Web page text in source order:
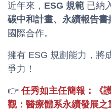
近年來， ESG 規範 已納
碳中和計畫、永續報告書
國際合作。
擁有 ESG 規劃能力，將
爭力！
👉任秀如主任簡報：《
觀：醫療體系永續發展之